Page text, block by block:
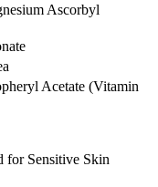
Ascorbyl
Acetate (Vitamin
for Sensitive Skin